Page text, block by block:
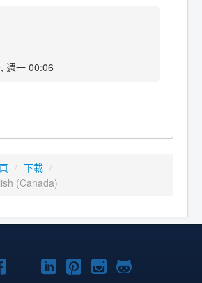
週一 00:06
/ 下載 /
(Canada)
FacebookYouTube
Linkedln
Pinterest
Instagram
GitHub